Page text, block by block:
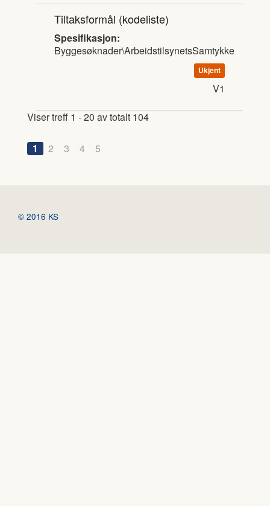
Tiltaksformål (kodeliste)
Spesifikasjon:
Byggesøknader\ArbeidstilsynetsSamtykke
Ukjent
V1
Viser treff 1 - 20 av totalt 104
1 2 3 4 5
© 2016 KS